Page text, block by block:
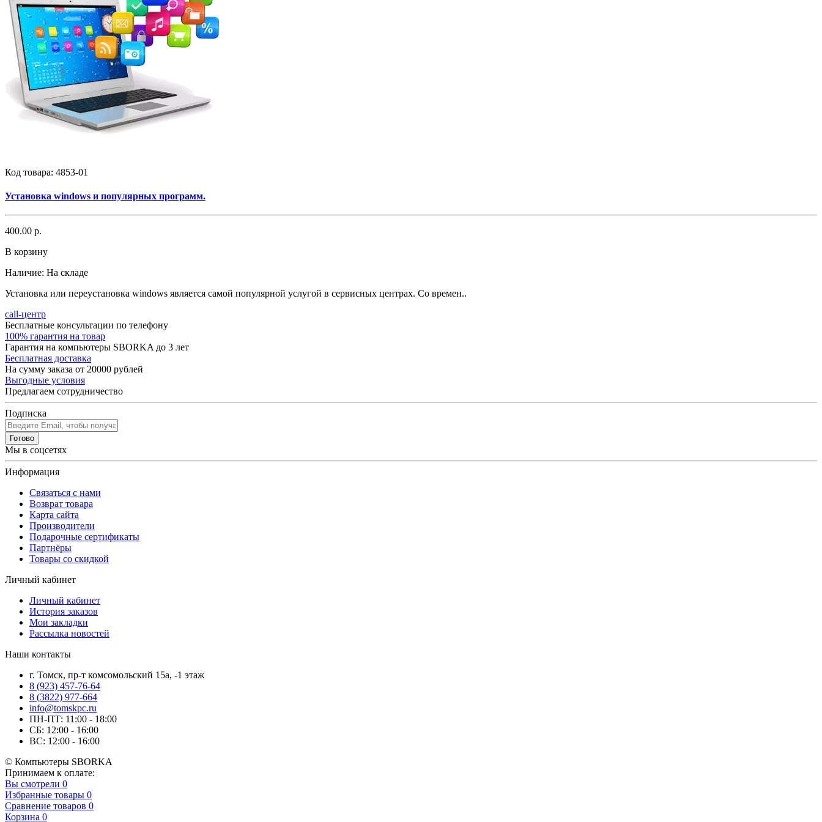
Код товара: 4853-01
Установка windows и популярных программ.
400.00 р.
В корзину
Наличие: На складе
Установка или переустановка windows является самой популярной услугой в сервисных центрах. Со времен..
call-центр
Бесплатные консультации по телефону
100% гарантия на товар
Гарантия на компьютеры SBORKA до 3 лет
Бесплатная доставка
На сумму заказа от 20000 рублей
Выгодные условия
Предлагаем сотрудничество
Подписка
Готово
Мы в соцсетях
Информация
Связаться с нами
Возврат товара
Карта сайта
Производители
Подарочные сертификаты
Партнёры
Товары со скидкой
Личный кабинет
Личный кабинет
История заказов
Мои закладки
Рассылка новостей
Наши контакты
г. Томск, пр-т комсомольский 15а, -1 этаж
8 (923) 457-76-64
8 (3822) 977-664
info@tomskpc.ru
ПН-ПТ: 11:00 - 18:00
СБ: 12:00 - 16:00
ВС: 12:00 - 16:00
© Компьютеры SBORKA
Принимаем к оплате:
Вы смотрели 0
Избранные товары 0
Сравнение товаров 0
Корзина 0